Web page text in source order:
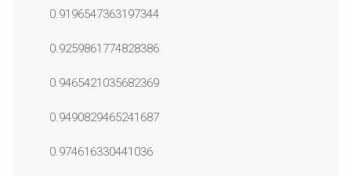
0.9196547363197344
0.9259861774828386
0.9465421035682369
0.9490829465241687
0.974616330441036